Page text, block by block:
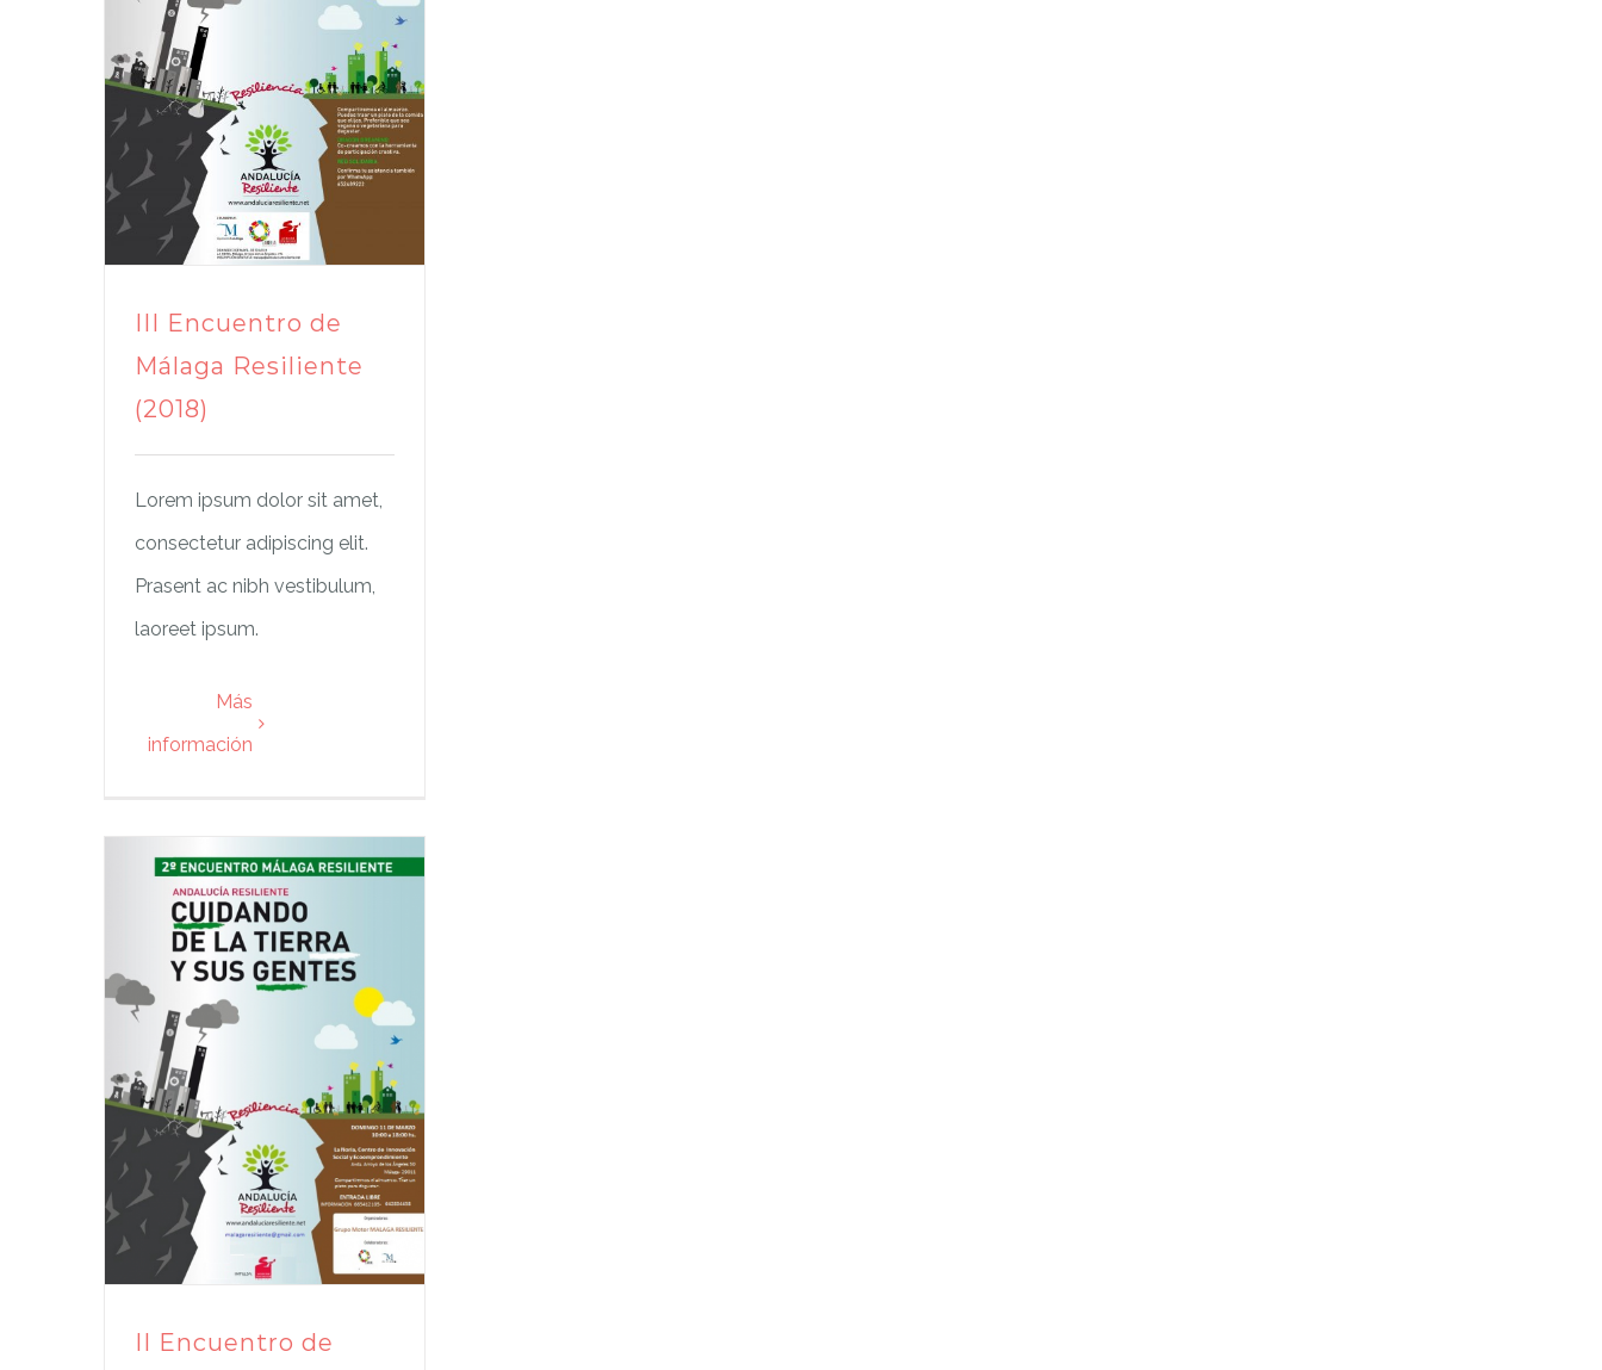
III Encuentro de
Málaga Resiliente
(2018)
Lorem ipsum dolor sit amet,
consectetur adipiscing elit.
Prasent ac nibh vestibulum,
laoreet ipsum.
Más
información
II Encuentro de